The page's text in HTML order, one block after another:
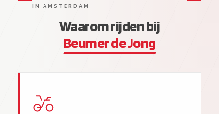
IN AMSTERDAM
Waarom rijden bij
Beumer de Jong